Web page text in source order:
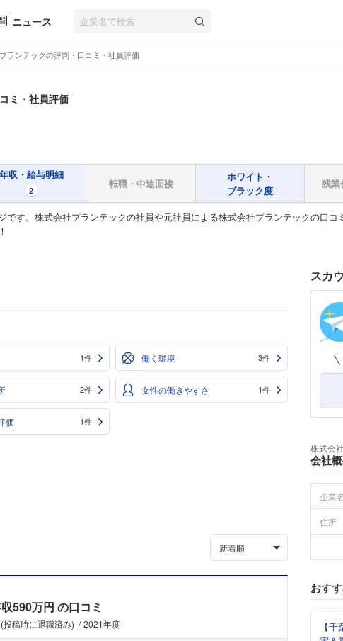
ニュース
プランテックの評判・口コミ・社員評価
ミ・社員評価
年収・給与明細
2
転職・中途面接
ホワイト・
ブラック度
残業
す。株式会社プランテックの社員や元社員による株式会社プランテックの口コ
1件 働く環境 3件
2件 女性の働きやすさ 1件
価 1件
新着順
590万円 の口コミ
稿時に退職済み) 2021年度
スカ
株式会
会社
企業名
住所
おす
【